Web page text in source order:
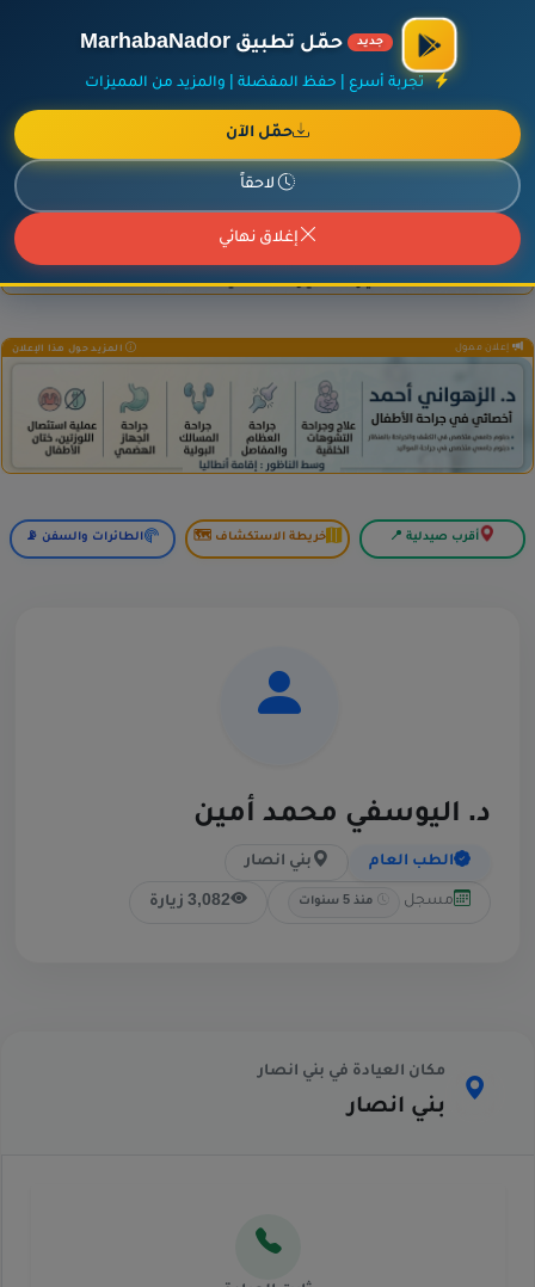
أضف نشاطك مجاناً
جديد حمّل تطبيق MarhabaNador
تجربة أسرع | حفظ المفضلة | والمزيد من المميزات
حمّل الآن
لاحقاً
إغلاق نهائي
إعلان ممول المزيد حول هذا الإعلان
إعلان ممول المزيد حول هذا الإعلان
أقرب صيدلية 📍 خريطة الاستكشاف 🗺️ الطائرات والسفن 📡
د. اليوسفي محمد أمين
الطب العام بني انصار
مسجل منذ 5 سنوات 3,082 زيارة
مكان العيادة في بني انصار
بني انصار